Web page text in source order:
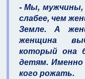
- Мы, мужчины,
слабее, чем
Земле. А
женщина
который она
детям.
кого рожать.